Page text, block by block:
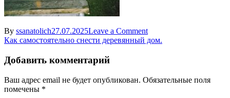
By ssanatolich27.07.2025Leave a Commenton
Exif_JPEG_420
Навигация
по
записям
Как самостоятельно снести деревянный дом.
Добавить комментарий
Ваш адрес email не будет опубликован. Обязательные поля
помечены *